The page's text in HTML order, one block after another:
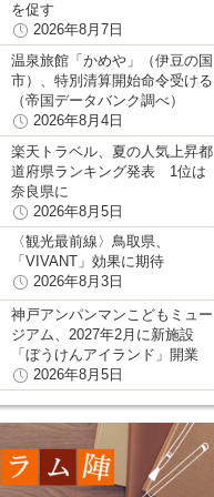
を促す
2026年8月7日
温泉旅館「かめや」（伊豆の国
市）、特別清算開始命令受ける
（帝国データバンク調べ）
2026年8月4日
楽天トラベル、夏の人気上昇都
道府県ランキング発表 1位は
奈良県に
2026年8月5日
〈観光最前線〉鳥取県、
「VIVANT」効果に期待
2026年8月3日
神戸アンパンマンこどもミュー
ジアム、2027年2月に新施設
「ぼうけんアイランド」開業
2026年8月5日